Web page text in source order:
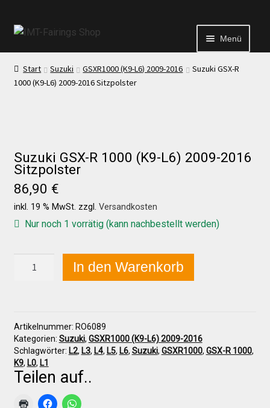
Menü
Start
Kontakt
News
News
Test Startseite
Infos zu unseren Produkten
Start Suzuki GSXR1000 (K9-L6) 2009-2016
Suzuki GSX-R
1000 (K9-L6) 2009-2016 Sitzpolster
Suzuki GSX-R 1000 (K9-L6) 2009-2016
Sitzpolster
86,90 €
inkl. 19 % MwSt. zzgl. Versandkosten
Nur noch 1 vorrätig (kann nachbestellt werden)
GSX-
2009-
2016
Sitzpolster
Menge
In den Warenkorb
Artikelnummer: RO6089
Kategorien: Suzuki, GSXR1000 (K9-L6) 2009-2016
Schlagwörter: L2, L3, L4, L5, L6, Suzuki, GSXR1000, GSX-R 1000,
K9, L0, L1
Teilen auf..